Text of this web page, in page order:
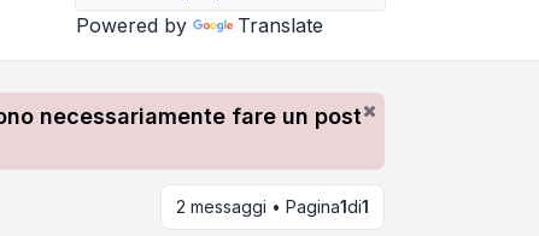
Powered by Translate
necessariamente fare un post
2 messaggi • Pagina1di1